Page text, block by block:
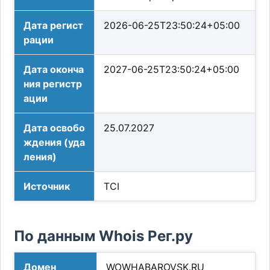
Дата регист
рации
2026-06-25T23:50:24+05:00
Дата оконча
ния регистр
ации
2027-06-25T23:50:24+05:00
Дата освобо
ждения (уда
ления)
25.07.2027
Источник TCI
По данным Whois Рег.ру
Домен WOWHABAROVSK.RU